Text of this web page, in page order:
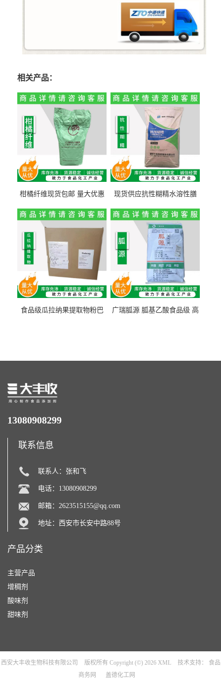
相关产品：
柑橘纤维现货包邮 量大优惠
现货供应抗性糊精水溶性膳
量1kg包邮
食品级瓜拉纳果提取物粉巴
广瑞胍源 胍基乙酸食品级 高
13080908299
联系信息
联系人：张和飞
电话：13080908299
邮箱： 2623515155@qq.com
地址：西安市长安中路88号
产品分类
主营产品
增稠剂
酸味剂
甜味剂
西安大丰收生物科技有限公司 版权所有 Copyright (©) 2026 XML 技术支持：
食品
商务网
盖德化工网